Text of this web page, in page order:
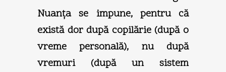
Nuanţa se impune, pentru că
există dor după copilărie (după o
vreme personală), nu după
vremuri (după un sistem